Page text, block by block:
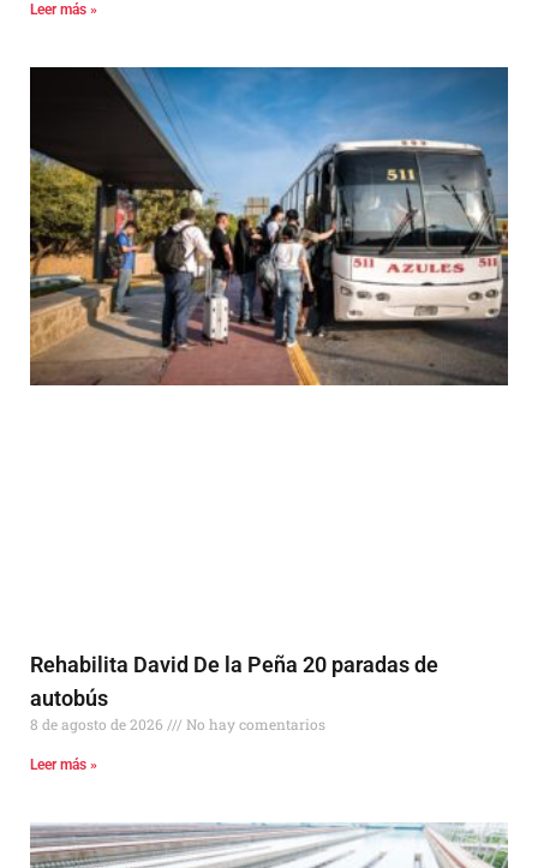
Leer más »
Rehabilita David De la Peña 20 paradas de
autobús
8 de agosto de 2026 No hay comentarios
Leer más »